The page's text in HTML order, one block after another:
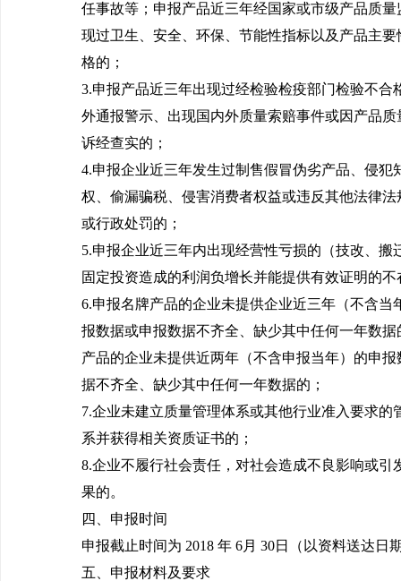
任事故等；申报产品近三年经国家或市级产品质量
现过卫生、安全、环保、节能性指标以及产品主要
格的；
3.申报产品近三年出现过经检验检疫部门检验不合
外通报警示、出现国内外质量索赔事件或因产品质
诉经查实的；
4.申报企业近三年发生过制售假冒伪劣产品、侵犯
权、偷漏骗税、侵害消费者权益或违反其他法律法
或行政处罚的；
5.申报企业近三年内出现经营性亏损的（技改、搬
固定投资造成的利润负增长并能提供有效证明的不
6.申报名牌产品的企业未提供企业近三年（不含当
报数据或申报数据不齐全、缺少其中任何一年数据
产品的企业未提供近两年（不含申报当年）的申
据不齐全、缺少其中任何一年数据的；
7.企业未建立质量管理体系或其他行业准入要求的
系并获得相关资质证书的；
8.企业不履行社会责任，对社会造成不良影响或引
果的。
四、申报时间
申报截止时间为 2018 年 6月 30日（以资料送达日
五、申报材料及要求